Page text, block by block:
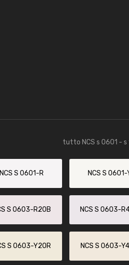
tutto NCS s 0601 - s
NCS S 0601-R NCS S 0601-
S 0603-R20B NCS S 0603-
S 0603-Y20R NCS S 0603-